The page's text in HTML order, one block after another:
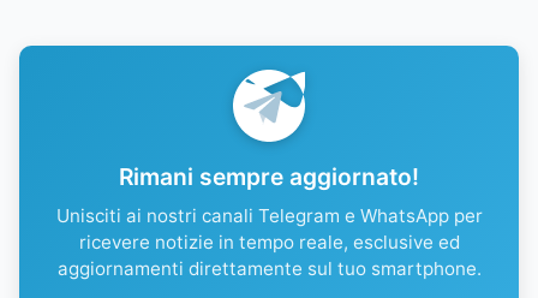
Rimani sempre aggiornato!
Unisciti ai nostri canali Telegram e WhatsApp per
ricevere notizie in tempo reale, esclusive ed
aggiornamenti direttamente sul tuo smartphone.